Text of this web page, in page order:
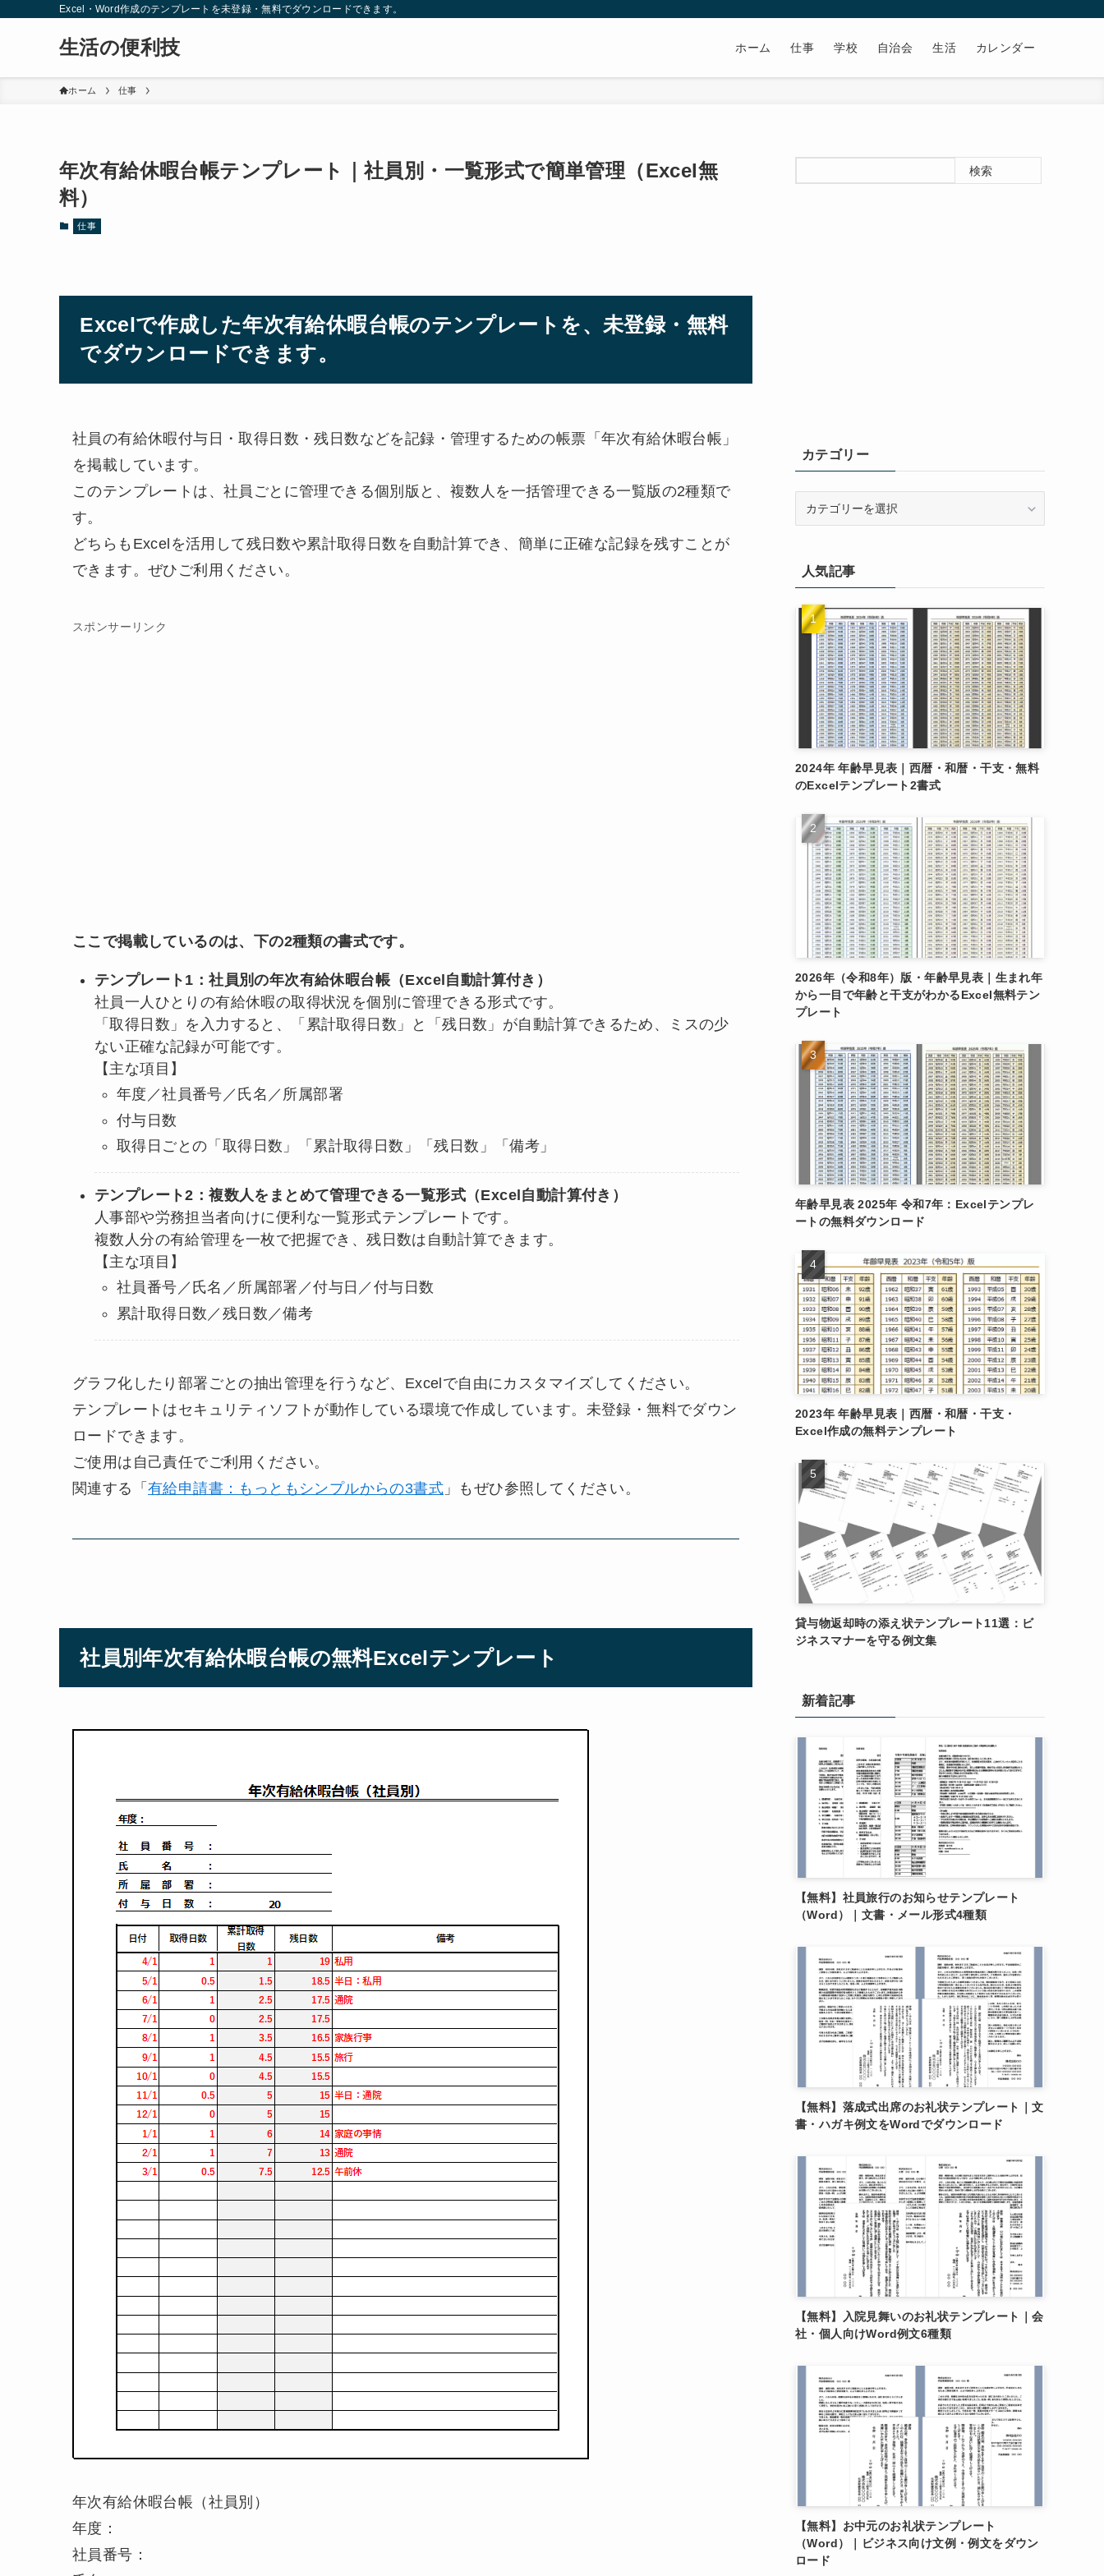
Excel・Word作成のテンプレートを未登録・無料でダウンロードできます。
生活の便利技 ホーム 仕事 学校 自治会 生活 カレンダー
ホーム 仕事
年次有給休暇台帳テンプレート｜社員別・一覧形式で簡単管理（Excel無
料）
仕事
Excelで作成した年次有給休暇台帳のテンプレートを、未登録・無料
でダウンロードできます。
社員の有給休暇付与日・取得日数・残日数などを記録・管理するための帳票「年次有給休暇台帳」
を掲載しています。
このテンプレートは、社員ごとに管理できる個別版と、複数人を一括管理できる一覧版の2種類で
す。
どちらもExcelを活用して残日数や累計取得日数を自動計算でき、簡単に正確な記録を残すことが
できます。ぜひご利用ください。
スポンサーリンク
ここで掲載しているのは、下の2種類の書式です。
テンプレート1：社員別の年次有給休暇台帳（Excel自動計算付き）
社員一人ひとりの有給休暇の取得状況を個別に管理できる形式です。
「取得日数」を入力すると、「累計取得日数」と「残日数」が自動計算できるため、ミスの少
ない正確な記録が可能です。
【主な項目】
年度／社員番号／氏名／所属部署
付与日数
取得日ごとの「取得日数」「累計取得日数」「残日数」「備考」
テンプレート2：複数人をまとめて管理できる一覧形式（Excel自動計算付き）
人事部や労務担当者向けに便利な一覧形式テンプレートです。
複数人分の有給管理を一枚で把握でき、残日数は自動計算できます。
【主な項目】
社員番号／氏名／所属部署／付与日／付与日数
累計取得日数／残日数／備考
グラフ化したり部署ごとの抽出管理を行うなど、Excelで自由にカスタマイズしてください。
テンプレートはセキュリティソフトが動作している環境で作成しています。未登録・無料でダウン
ロードできます。
ご使用は自己責任でご利用ください。
関連する「 有給申請書：もっともシンプルからの3書式 」もぜひ参照してください。
社員別年次有給休暇台帳の無料Excelテンプレート
年次有給休暇台帳（社員別）
年度：
社員番号：
検索
カテゴリー
ー人気記事
2024年 年齢早見表｜西暦・和暦・干支・無料
のExcelテンプレート2書式
2026年（令和8年）版・年齢早見表｜生まれ年
から一目で年齢と干支がわかるExcel無料テン
プレート
年齢早見表 2025年 令和7年：Excelテンプレ
ートの無料ダウンロード
2023年 年齢早見表｜西暦・和暦・干支・
Excel作成の無料テンプレート
貸与物返却時の添え状テンプレート11選：ビ
ジネスマナーを守る例文集
新着記事
【無料】社員旅行のお知らせテンプレート
（Word）｜文書・メール形式4種類
【無料】落成式出席のお礼状テンプレート｜文
書・ハガキ例文をWordでダウンロード
【無料】入院見舞いのお礼状テンプレート｜会
社・個人向けWord例文6種類
【無料】お中元のお礼状テンプレート
（Word）｜ビジネス向け文例・例文をダウン
ロード